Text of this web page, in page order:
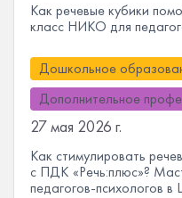
Как речевые кубики
класс НИКО для
Дошкольное
Дополнительное
27 мая 2026 г.
Как стимулировать
с ПДК «Речь:плюс»?
педагогов-психологов в